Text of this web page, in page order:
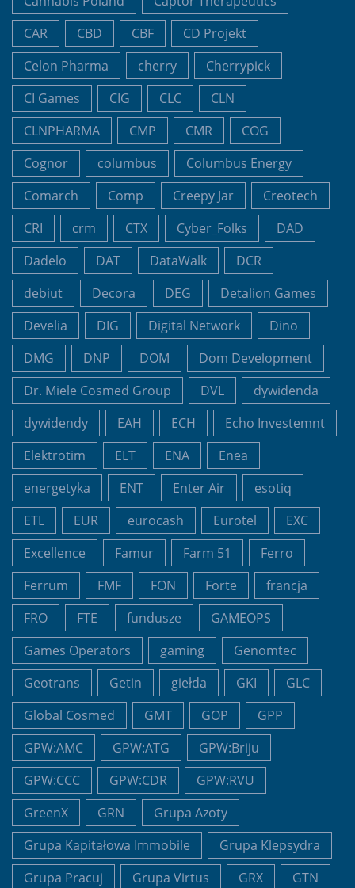
CAR
CBD CBF
CD Projekt
Celon Pharma
cherry
Cherrypick
CI Games
CIG CLC
CLN
CLNPHARMA
CMP CMR
COG
Cognor
columbus
Columbus Energy
Comarch
Comp Creepy Jar
Creotech
CRI
crm CTX Cyber_Folks
DAD
Dadelo
DAT DataWalk
DCR
debiut
Decora DEG
Detalion Games
Develia
DIG Digital Network
Dino
DMG
DNP DOM
Dom Development
Dr. Miele Cosmed Group
DVL
dywidenda
dywidendy
EAH ECH
Echo Investemnt
Elektrotim
ELT ENA
Enea
energetyka
ENT Enter Air
esotiq
ETL
EUR eurocash Eurotel
EXC
Excellence
Famur Farm 51
Ferro
Ferrum
FMF FON Forte
francja
FRO
FTE fundusze
GAMEOPS
Games Operators
gaming
Genomtec
Geotrans
Getin giełda GKI
GLC
Global Cosmed
GMT GOP
GPP
GPW:AMC
GPW:ATG
GPW:Briju
GPW:CCC
GPW:CDR
GPW:RVU
GreenX
GRN
Grupa Azoty
Grupa Kapitałowa Immobile
Grupa Klepsydra
Grupa Pracuj
Grupa Virtus GRX
GTN